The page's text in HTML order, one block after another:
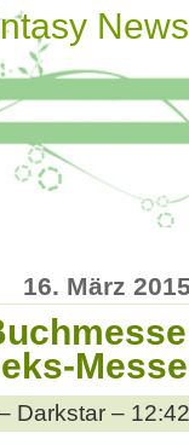
News
16. März
Darkstar – 12:42